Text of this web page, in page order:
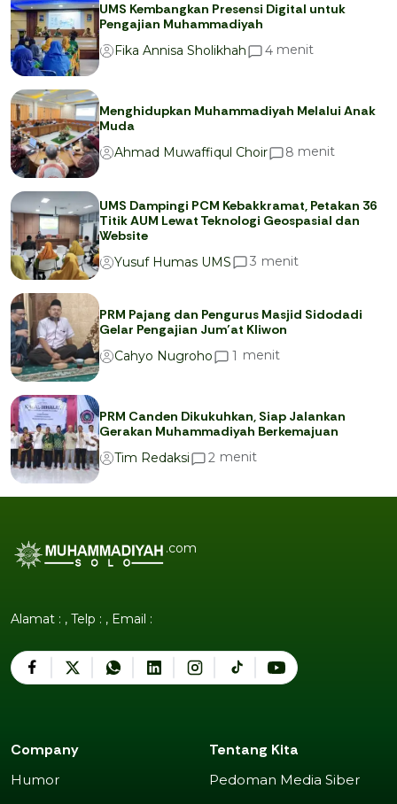
UMS Kembangkan Presensi Digital untuk
Pengajian Muhammadiyah
Fika Annisa Sholikhah
4 menit
Menghidupkan Muhammadiyah Melalui Anak
Muda
Ahmad Muwaffiqul Choir
8 menit
UMS Dampingi PCM Kebakkramat, Petakan 36
Titik AUM Lewat Teknologi Geospasial dan
Website
Yusuf Humas UMS
3 menit
PRM Pajang dan Pengurus Masjid Sidodadi
Gelar Pengajian Jum’at Kliwon
Cahyo Nugroho
1 menit
PRM Canden Dikukuhkan, Siap Jalankan
Gerakan Muhammadiyah Berkemajuan
Tim Redaksi
2 menit
.com
Alamat : , Telp : , Email :
Company
Humor
Tentang Kita
Pedoman Media Siber